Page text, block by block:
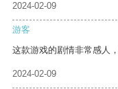
2024-02-09
游客
这款游戏的剧情非常感人
2024-02-09